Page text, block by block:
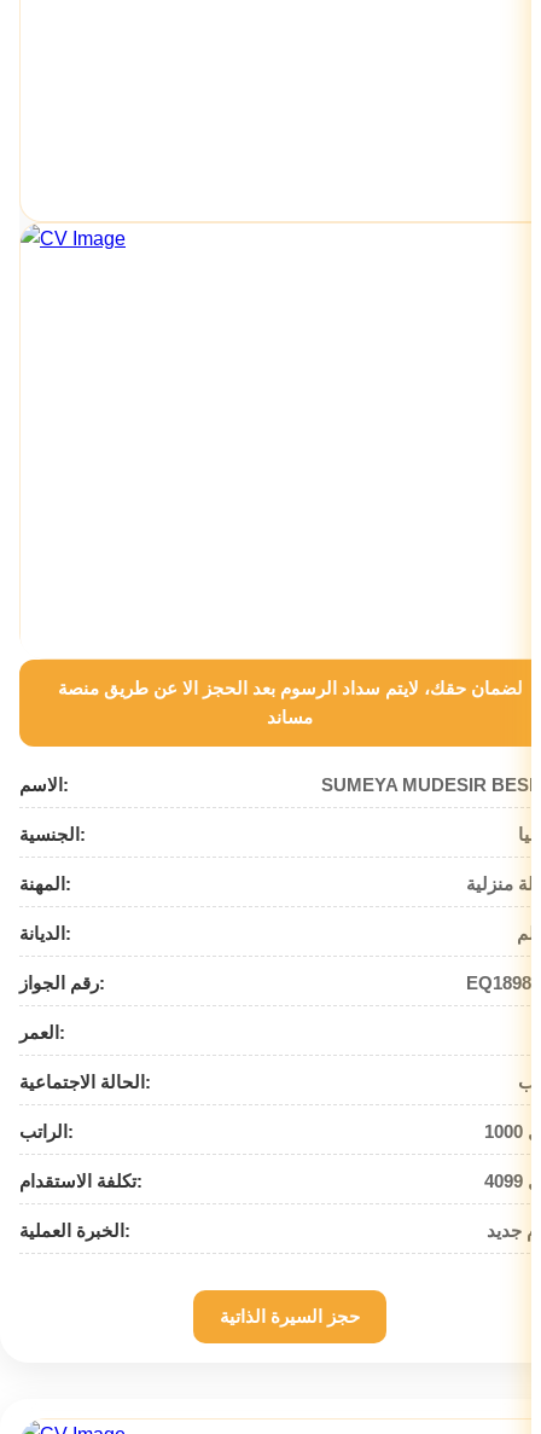
لضمان حقك، لايتم سداد الرسوم بعد الحجز الا عن طريق منصة
مساند
الاسم: SUMEYA MUDESIR
الجنسية:
المهنة: منزلية
الديانة:
رقم الجواز:
العمر:
الحالة الاجتماعية:
الراتب:
تكلفة الاستقدام:
الخبرة العملية: جديد
حجز السيرة الذاتية